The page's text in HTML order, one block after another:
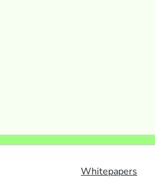
Whitepapers